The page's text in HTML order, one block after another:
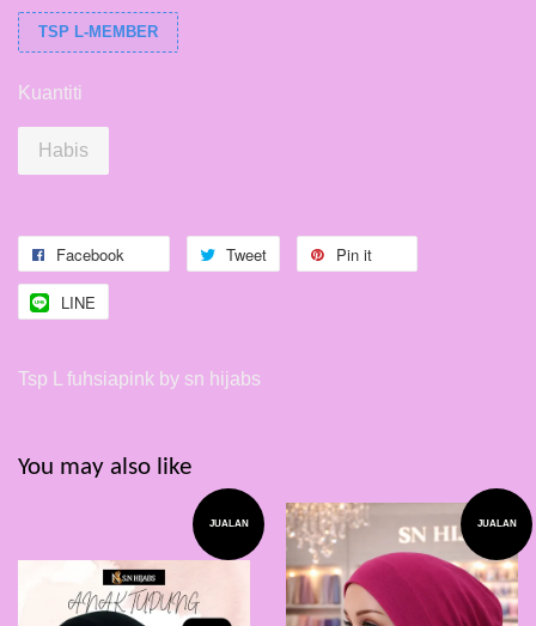
TSP L-MEMBER
Kuantiti
Habis
Facebook Tweet Pin it
LINE
Tsp L fuhsiapink by sn hijabs
You may also like
JUALAN JUALAN